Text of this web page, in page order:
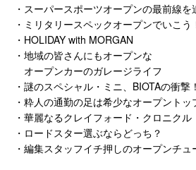
・スーパースポーツオープンの最前線を
・ミリタリースペックオープンでいこう
・HOLIDAY with MORGAN
・地域の皆さんにもオープンな
オープンカーのガレージライフ
・謎のスペシャル・ミニ、BIOTAの衝撃！
・粋人の通勤の足は希少なオープントッ
・華麗なるクレイフォード・クロニクル
・ロードスター選ぶならどっち？
・編集スタッフイチ押しのオープンチュ